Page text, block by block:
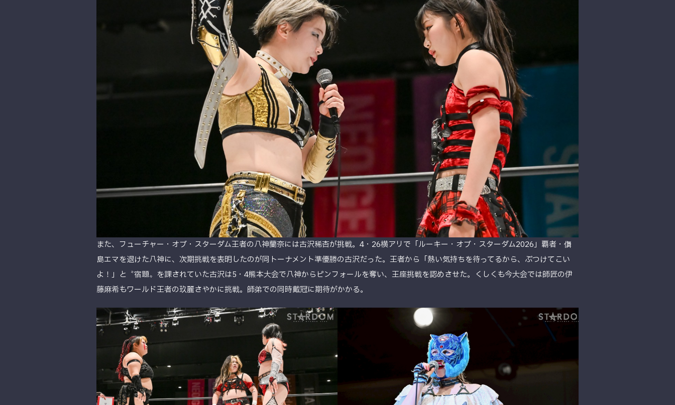
また、フューチャー・オブ・スターダム王者の八神蘭奈には古沢稀杏が挑戦。4・26横アリで「ルーキー・オブ・スターダム2026」覇者・儛
島エマを退けた八神に、次期挑戦を表明したのが同トーナメント準優勝の古沢だった。王者から「熱い気持ちを待ってるから、ぶつけてこい
よ！」と〝宿題〟を課されていた古沢は5・4熊本大会で八神からピンフォールを奪い、王座挑戦を認めさせた。くしくも今大会では師匠の伊
藤麻希もワールド王者の玖麗さやかに挑戦。師弟での同時戴冠に期待がかかる。